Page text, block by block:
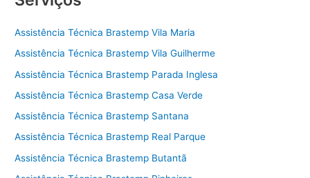
Assistência Técnica Brastemp Vila Maria
Assistência Técnica Brastemp Vila Guilherme
Assistência Técnica Brastemp Parada Inglesa
Assistência Técnica Brastemp Casa Verde
Assistência Técnica Brastemp Santana
Assistência Técnica Brastemp Real Parque
Assistência Técnica Brastemp Butantã